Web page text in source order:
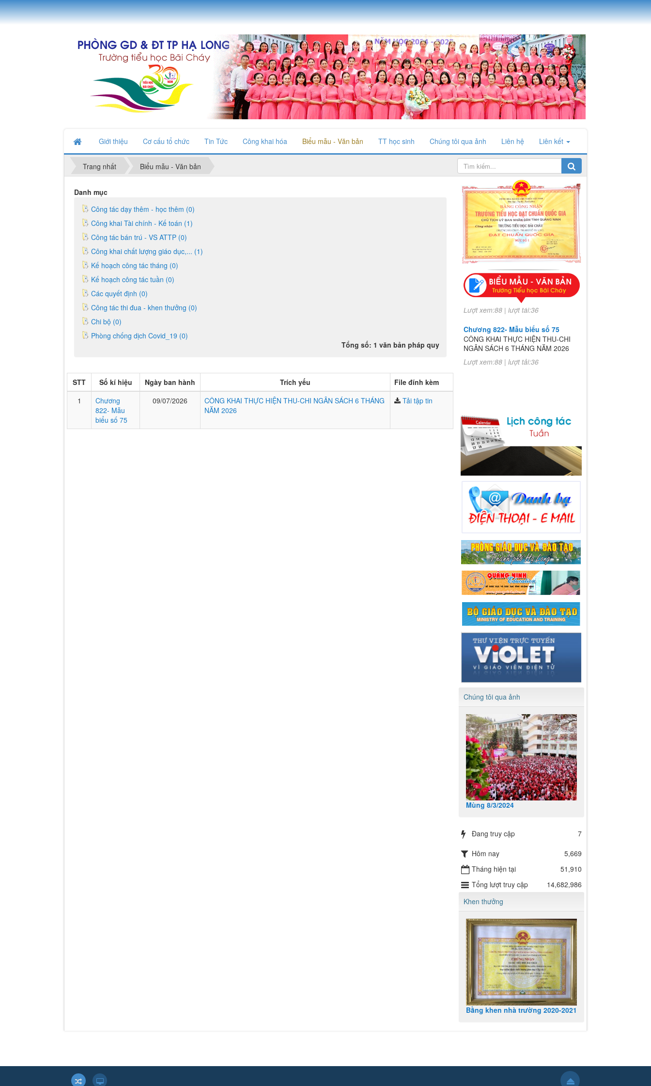
Giới thiệu Cơ cấu tổ chức Tin Tức Công khai hóa Biểu mẫu - Văn bản TT học sinh Chúng tôi qua ảnh Liên hệ Liên kết
Trang nhất Biểu mẫu - Văn bản
Danh mục
Công tác dạy thêm - học thêm (0)
Công khai Tài chính - Kế toán (1)
Công tác bán trú - VS ATTP (0)
Công khai chất lượng giáo dục,... (1)
Kế hoạch công tác tháng (0)
Kế hoạch công tác tuần (0)
Các quyết định (0)
Công tác thi đua - khen thưởng (0)
Chi bộ (0)
Phòng chống dịch Covid_19 (0)
Tổng số: 1 văn bản pháp quy
STT Số kí hiệu Ngày ban hành Trích yếu
File đính kèm
1
Chương
822- Mẫu
biểu số 75
09/07/2026
CÔNG KHAI THỰC HIỆN THU-CHI NGÂN SÁCH 6 THÁNG
NĂM 2026
Tải tập tin
Chương 822- Mẫu biểu số 75
CÔNG KHAI THỰC HIỆN THU-CHI
NGÂN SÁCH 6 THÁNG NĂM 2026
Lượt xem:88 | lượt tải:36
Chương 822- Mẫu biểu số 75
CÔNG KHAI THỰC HIỆN THU-CHI
NGÂN SÁCH 6 THÁNG NĂM 2026
Lượt xem:88 | lượt tải:36
Chúng tôi qua ảnh
Mùng 8/3/2024
Đang truy cập 7
Hôm nay
5,669
Tháng hiện tại
51,910
Tổng lượt truy cập
14,682,986
Khen thưởng
Bằng khen nhà trường 2020-2021